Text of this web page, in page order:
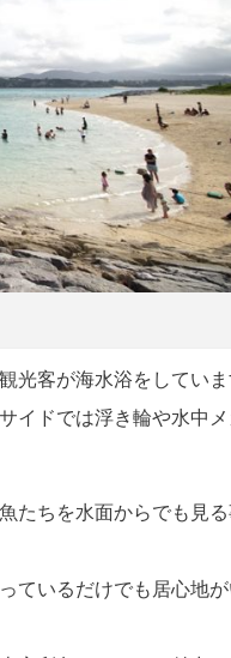
光客が海水浴をしていま
イドでは浮き輪や水中
たちを水面からでも見
ているだけでも居心地